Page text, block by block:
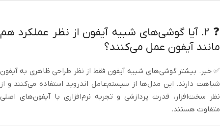
❓ 2. آیا گوشی‌های شبیه آیفون از نظر عملکرد هم
مانند آیفون عمل می‌کنند؟
✅ خیر. بیشتر گوشی‌های شبیه آیفون فقط از نظر طراحی ظاهری به آیفون
شباهت دارند. این مدل‌ها از سیستم‌عامل اندروید استفاده می‌کنند و از
نظر سخت‌افزار، قدرت پردازشی و تجربه نرم‌افزاری با آیفون‌های اصلی
متفاوت هستند.